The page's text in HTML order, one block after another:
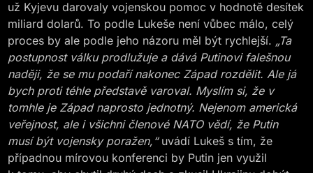
už Kyjevu darovaly vojenskou pomoc v hodnotě desítek
miliard dolarů. To podle Lukeše není vůbec málo, celý
proces by ale podle jeho názoru měl být rychlejší. „Ta
postupnost válku prodlužuje a dává Putinovi falešnou
naději, že se mu podaří nakonec Západ rozdělit. Ale já
bych proti téhle představě varoval. Myslím si, že v
tomhle je Západ naprosto jednotný. Nejenom americká
veřejnost, ale i všichni členové NATO vědí, že Putin
musí být vojensky poražen,“uvádí Lukeš s tím, že
případnou mírovou konferenci by Putin jen využil